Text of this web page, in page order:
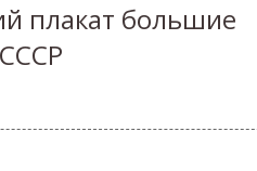
плакат большие